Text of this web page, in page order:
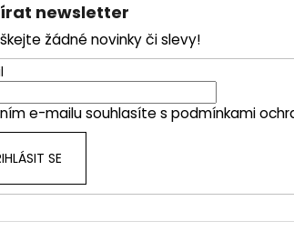
newsletter
žádné novinky či slevy!
e-mailu souhlasíte s podmínkami
SE